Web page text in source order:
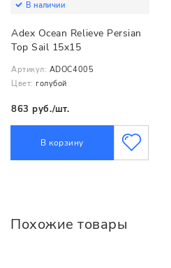
В наличии
Adex Ocean Relieve Persian
Top Sail 15x15
Артикул: ADOC4005
Цвет: голубой
863 руб./шт.
В корзину
Похожие товары